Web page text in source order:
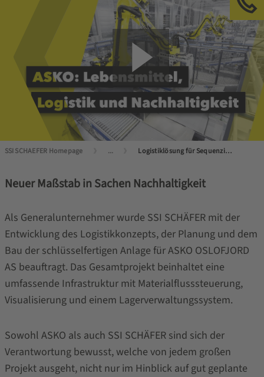
SSI SCHAEFER Homepage ... Logistiklösung für Sequenzierung im Lebensmittelhandel
Neuer Maßstab in Sachen Nachhaltigkeit
Als Generalunternehmer wurde SSI SCHÄFER mit der
Entwicklung des Logistikkonzepts, der Planung und dem
Bau der schlüsselfertigen Anlage für ASKO OSLOFJORD
AS beauftragt. Das Gesamtprojekt beinhaltet eine
umfassende Infrastruktur mit Materialflusssteuerung,
Visualisierung und einem Lagerverwaltungssystem.
Sowohl ASKO als auch SSI SCHÄFER sind sich der
Verantwortung bewusst, welche von jedem großen
Projekt ausgeht, nicht nur im Hinblick auf gut geplante